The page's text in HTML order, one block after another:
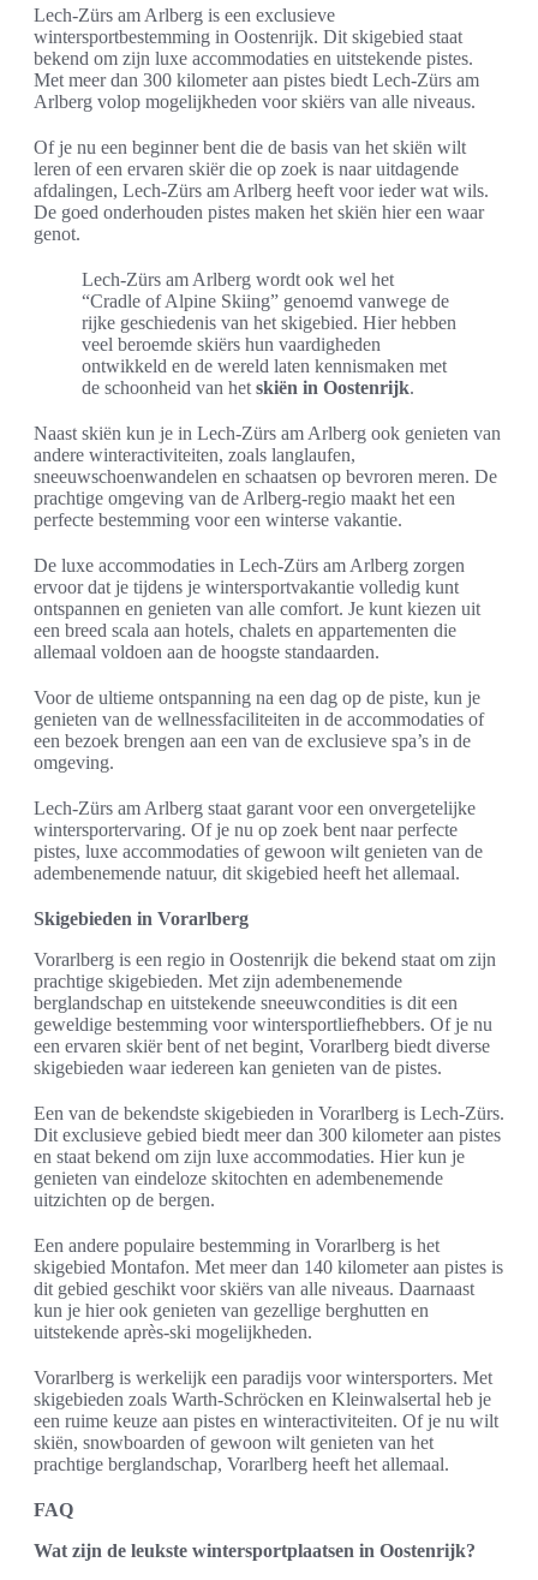
Lech-Zürs am Arlberg is een exclusieve
wintersportbestemming in Oostenrijk. Dit skigebied staat
bekend om zijn luxe accommodaties en uitstekende pistes.
Met meer dan 300 kilometer aan pistes biedt Lech-Zürs am
Arlberg volop mogelijkheden voor skiërs van alle niveaus.
Of je nu een beginner bent die de basis van het skiën wilt
leren of een ervaren skiër die op zoek is naar uitdagende
afdalingen, Lech-Zürs am Arlberg heeft voor ieder wat wils.
De goed onderhouden pistes maken het skiën hier een waar
genot.
Lech-Zürs am Arlberg wordt ook wel het
“Cradle of Alpine Skiing” genoemd vanwege de
rijke geschiedenis van het skigebied. Hier hebben
veel beroemde skiërs hun vaardigheden
ontwikkeld en de wereld laten kennismaken met
de schoonheid van het skiën in Oostenrijk.
Naast skiën kun je in Lech-Zürs am Arlberg ook genieten van
andere winteractiviteiten, zoals langlaufen,
sneeuwschoenwandelen en schaatsen op bevroren meren. De
prachtige omgeving van de Arlberg-regio maakt het een
perfecte bestemming voor een winterse vakantie.
De luxe accommodaties in Lech-Zürs am Arlberg zorgen
ervoor dat je tijdens je wintersportvakantie volledig kunt
ontspannen en genieten van alle comfort. Je kunt kiezen uit
een breed scala aan hotels, chalets en appartementen die
allemaal voldoen aan de hoogste standaarden.
Voor de ultieme ontspanning na een dag op de piste, kun je
genieten van de wellnessfaciliteiten in de accommodaties of
een bezoek brengen aan een van de exclusieve spa’s in de
omgeving.
Lech-Zürs am Arlberg staat garant voor een onvergetelijke
wintersportervaring. Of je nu op zoek bent naar perfecte
pistes, luxe accommodaties of gewoon wilt genieten van de
adembenemende natuur, dit skigebied heeft het allemaal.
Skigebieden in Vorarlberg
Vorarlberg is een regio in Oostenrijk die bekend staat om zijn
prachtige skigebieden. Met zijn adembenemende
berglandschap en uitstekende sneeuwcondities is dit een
geweldige bestemming voor wintersportliefhebbers. Of je nu
een ervaren skiër bent of net begint, Vorarlberg biedt diverse
skigebieden waar iedereen kan genieten van de pistes.
Een van de bekendste skigebieden in Vorarlberg is Lech-Zürs.
Dit exclusieve gebied biedt meer dan 300 kilometer aan pistes
en staat bekend om zijn luxe accommodaties. Hier kun je
genieten van eindeloze skitochten en adembenemende
uitzichten op de bergen.
Een andere populaire bestemming in Vorarlberg is het
skigebied Montafon. Met meer dan 140 kilometer aan pistes is
dit gebied geschikt voor skiërs van alle niveaus. Daarnaast
kun je hier ook genieten van gezellige berghutten en
uitstekende après-ski mogelijkheden.
Vorarlberg is werkelijk een paradijs voor wintersporters. Met
skigebieden zoals Warth-Schröcken en Kleinwalsertal heb je
een ruime keuze aan pistes en winteractiviteiten. Of je nu wilt
skiën, snowboarden of gewoon wilt genieten van het
prachtige berglandschap, Vorarlberg heeft het allemaal.
FAQ
Wat zijn de leukste wintersportplaatsen in Oostenrijk?